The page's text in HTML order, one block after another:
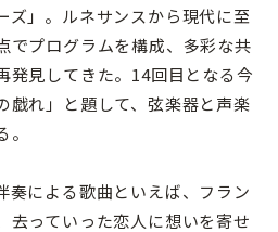
ズ」。ルネサンスから現代に至
でプログラムを構成、多彩な共
発見してきた。14回目となる今
戯れ」と題して、弦楽器と声楽
による歌曲といえば、フラン
去っていった恋人に想いを寄せ